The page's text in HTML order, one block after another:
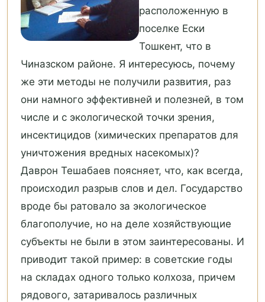
расположенную в
поселке Ески
Тошкент, что в
Чиназском районе. Я интересуюсь, почему
же эти методы не получили развития, раз
они намного эффективней и полезней, в том
числе и с экологической точки зрения,
инсектицидов (химических препаратов для
уничтожения вредных насекомых)?
Даврон Тешабаев поясняет, что, как всегда,
происходил разрыв слов и дел. Государство
вроде бы ратовало за экологическое
благополучие, но на деле хозяйствующие
субъекты не были в этом заинтересованы. И
приводит такой пример: в советские годы
на складах одного только колхоза, причем
рядового, затаривалось различных